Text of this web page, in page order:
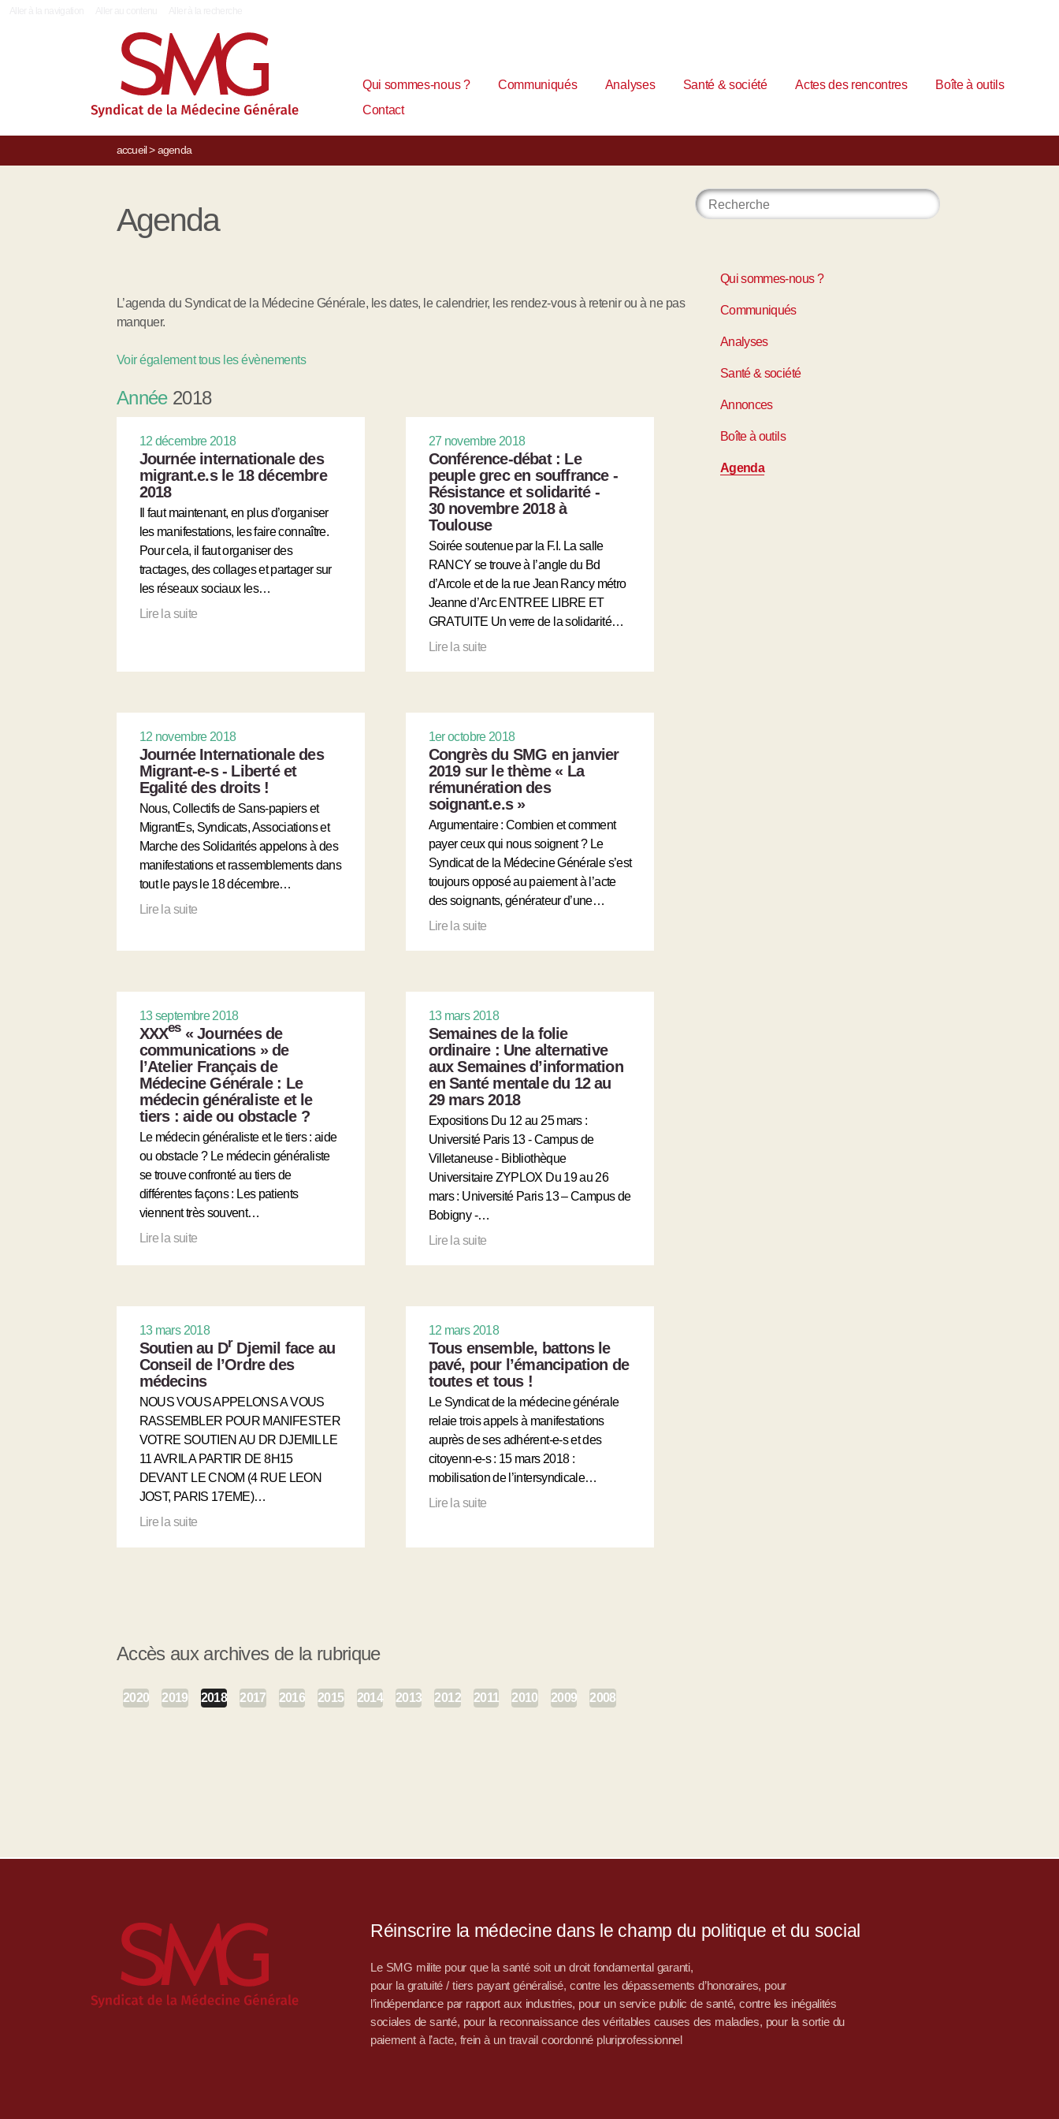
Qui sommes-nous ? Communiqués Analyses Santé & société Actes des rencontres
Boîte à outils
Contact
accueil> agenda
Agenda
L’agenda du Syndicat de la Médecine Générale, les dates, le calendrier, les rendez-vous à retenir ou à ne pas
manquer.
Voir également tous les évènements
Année2018
12 décembre 2018
Journée internationale des
migrant.e.s le 18 décembre
2018
Il faut maintenant, en plus d’organiser
les manifestations, les faire connaître.
Pour cela, il faut organiser des
tractages, des collages et partager sur
les réseaux sociaux les…
Lire la suite
27 novembre 2018
Conférence-débat : Le
peuple grec en souffrance -
Résistance et solidarité -
30 novembre 2018 à
Toulouse
Soirée soutenue par la F.I. La salle
RANCY se trouve à l’angle du Bd
d’Arcole et de la rue Jean Rancy métro
Jeanne d’Arc ENTREE LIBRE ET
GRATUITE Un verre de la solidarité…
Lire la suite
12 novembre 2018
Journée Internationale des
Migrant-e-s - Liberté et
Egalité des droits !
Nous, Collectifs de Sans-papiers et
MigrantEs, Syndicats, Associations et
Marche des Solidarités appelons à des
manifestations et rassemblements dans
tout le pays le 18 décembre…
Lire la suite
1er octobre 2018
Congrès du SMG en janvier
2019 sur le thème « La
rémunération des
soignant.e.s »
Argumentaire : Combien et comment
payer ceux qui nous soignent ? Le
Syndicat de la Médecine Générale s’est
toujours opposé au paiement à l’acte
des soignants, générateur d’une…
Lire la suite
13 septembre 2018
XXXes« Journées de
communications » de
l’Atelier Français de
Médecine Générale : Le
médecin généraliste et le
tiers : aide ou obstacle ?
Le médecin généraliste et le tiers : aide
ou obstacle ? Le médecin généraliste
se trouve confronté au tiers de
différentes façons : Les patients
viennent très souvent…
Lire la suite
13 mars 2018
Semaines de la folie
ordinaire : Une alternative
aux Semaines d’information
en Santé mentale du 12 au
29 mars 2018
Expositions Du 12 au 25 mars :
Université Paris 13 - Campus de
Villetaneuse - Bibliothèque
Universitaire ZYPLOX Du 19 au 26
mars : Université Paris 13 – Campus de
Bobigny -…
Lire la suite
13 mars 2018
Soutien au Dr Djemil face au
Conseil de l’Ordre des
médecins
NOUS VOUS APPELONS A VOUS
RASSEMBLER POUR MANIFESTER
VOTRE SOUTIEN AU DR DJEMIL LE
11 AVRIL A PARTIR DE 8H15
DEVANT LE CNOM (4 RUE LEON
JOST, PARIS 17EME)…
Lire la suite
12 mars 2018
Tous ensemble, battons le
pavé, pour l’émancipation de
toutes et tous !
Le Syndicat de la médecine générale
relaie trois appels à manifestations
auprès de ses adhérent-e-s et des
citoyenn-e-s : 15 mars 2018 :
mobilisation de l’intersyndicale…
Lire la suite
Accès aux archives de la rubrique
2020 2019 2018 2017 2016 2015 2014 2013 2012 2011 2010 2009 2008
Qui sommes-nous ?
Communiqués
Analyses
Santé & société
Annonces
Boîte à outils
Agenda
Réinscrire la médecine dans le champ du politique et du social
Le SMG milite pour que la santé soit un droit fondamental garanti,
pour la gratuité / tiers payant généralisé, contre les dépassements d’honoraires, pour
l’indépendance par rapport aux industries, pour un service public de santé, contre les inégalités
sociales de santé, pour la reconnaissance des véritables causes des maladies, pour la sortie du
paiement à l’acte, frein à un travail coordonné pluriprofessionnel